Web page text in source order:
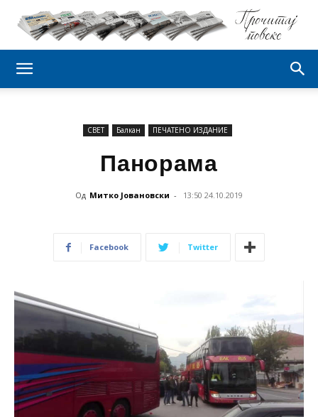
СВЕТ Балкан ПЕЧАТЕНО ИЗДАНИЕ
Панорама
Од Митко Јовановски - 13:50 24.10.2019
Facebook Twitter